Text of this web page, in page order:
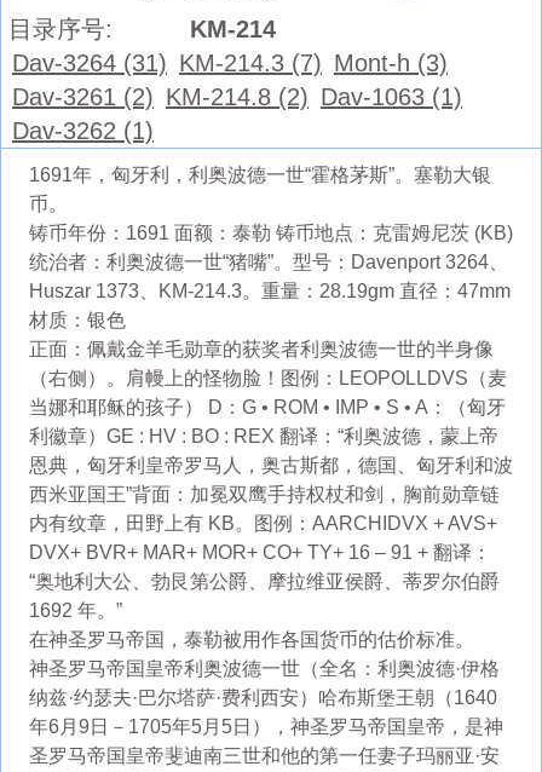
目录序号:
KM-214
Dav-3264 (31) KM-214.3 (7) Mont-h (3)
Dav-3261 (2) KM-214.8 (2) Dav-1063 (1)
Dav-3262 (1)
1691年，匈牙利，利奥波德一世“霍格茅斯”。塞勒大银
币。
铸币年份：1691 面额：泰勒 铸币地点：克雷姆尼茨 (KB)
统治者：利奥波德一世“猪嘴”。型号：Davenport 3264、
Huszar 1373、KM-214.3。重量：28.19gm 直径：47mm
材质：银色
正面：佩戴金羊毛勋章的获奖者利奥波德一世的半身像
（右侧）。肩幔上的怪物脸！图例：LEOPOLLDVS（麦
当娜和耶稣的孩子） D：G • ROM • IMP • S • A：（匈牙
利徽章）GE : HV : BO : REX 翻译：“利奥波德，蒙上帝
恩典，匈牙利皇帝罗马人，奥古斯都，德国、匈牙利和波
西米亚国王”背面：加冕双鹰手持权杖和剑，胸前勋章链
内有纹章，田野上有 KB。图例：AARCHIDVX + AVS+
DVX+ BVR+ MAR+ MOR+ CO+ TY+ 16 – 91 + 翻译：
“奥地利大公、勃艮第公爵、摩拉维亚侯爵、蒂罗尔伯爵
1692 年。”
在神圣罗马帝国，泰勒被用作各国货币的估价标准。
神圣罗马帝国皇帝利奥波德一世（全名：利奥波德·伊格
纳兹·约瑟夫·巴尔塔萨·费利西安）哈布斯堡王朝（1640
年6月9日－1705年5月5日），神圣罗马帝国皇帝，是神
圣罗马帝国皇帝斐迪南三世和他的第一任妻子玛丽亚·安